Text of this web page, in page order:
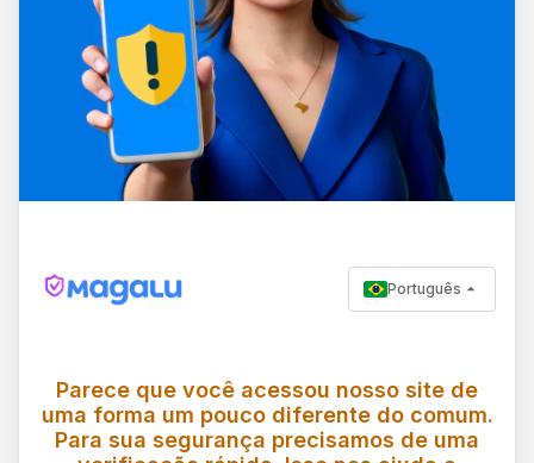
Português
Parece que você acessou nosso site de
uma forma um pouco diferente do comum.
Para sua segurança precisamos de uma